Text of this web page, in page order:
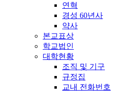
연혁
경성 60년사
약사
본교표상
학교법인
대학현황
조직 및 기구
규정집
교내 전화번호